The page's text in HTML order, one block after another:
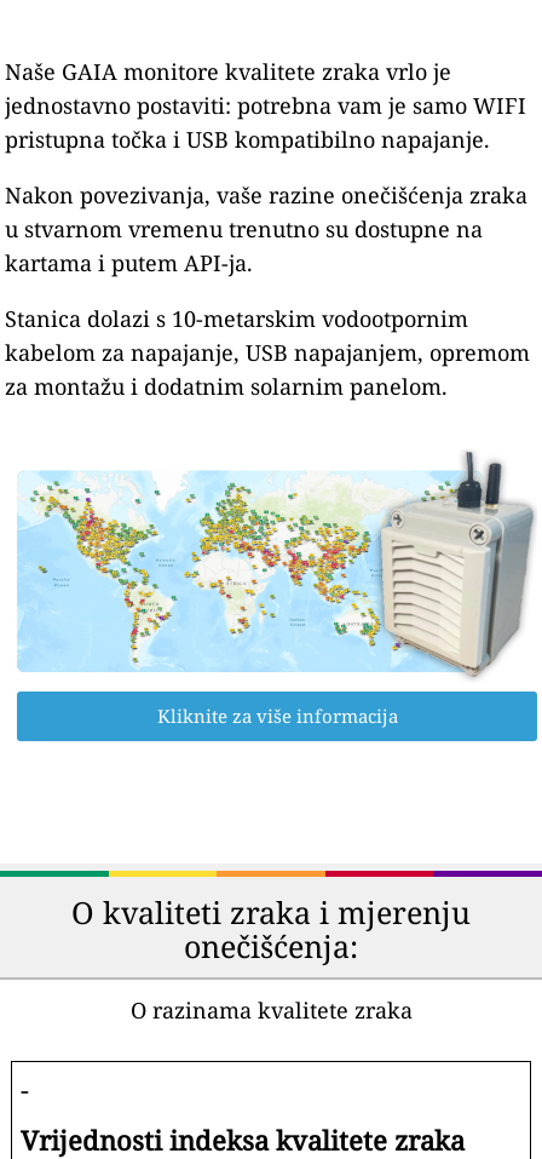
Naše GAIA monitore kvalitete zraka vrlo je
jednostavno postaviti: potrebna vam je samo WIFI
pristupna točka i USB kompatibilno napajanje.
Nakon povezivanja, vaše razine onečišćenja zraka
u stvarnom vremenu trenutno su dostupne na
kartama i putem API-ja.
Stanica dolazi s 10-metarskim vodootpornim
kabelom za napajanje, USB napajanjem, opremom
za montažu i dodatnim solarnim panelom.
Kliknite za više informacija
O kvaliteti zraka i mjerenju
onečišćenja:
O razinama kvalitete zraka
-
Vrijednosti indeksa kvalitete zraka